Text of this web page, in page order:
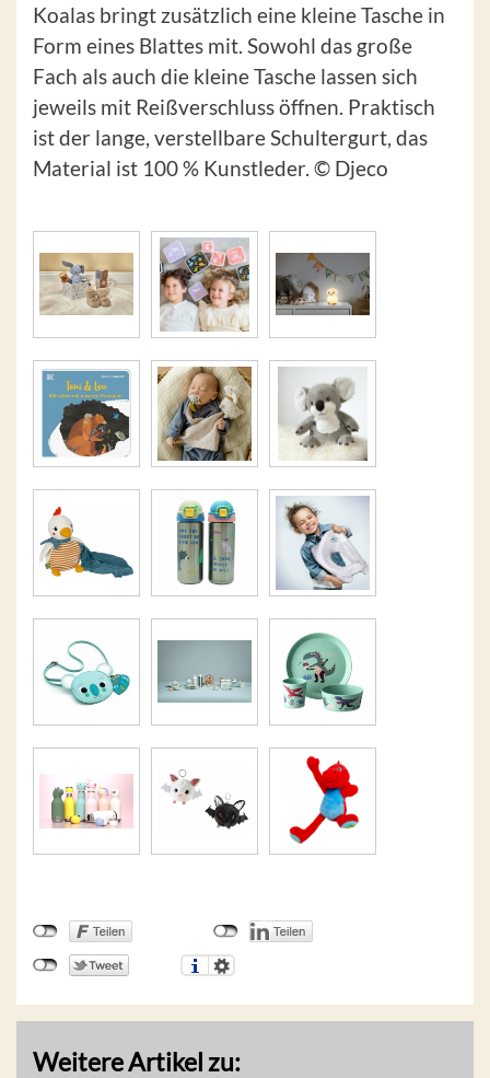
Koalas bringt zusätzlich eine kleine Tasche in
Form eines Blattes mit. Sowohl das große
Fach als auch die kleine Tasche lassen sich
jeweils mit Reißverschluss öffnen. Praktisch
ist der lange, verstellbare Schultergurt, das
Material ist 100 % Kunstleder. © Djeco
Weitere Artikel zu: